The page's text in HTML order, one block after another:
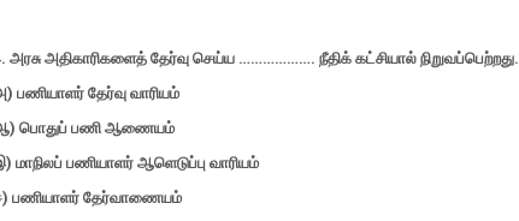
அரசு அதிகாரிகளைத் தேர்வு செய்ய ………………. நீதிக் கட்சியால் நிறுவப்பெற்றது.
பணியாளர் தேர்வு வாரியம்
பொதுப் பணி ஆணையம்
மாநிலப் பணியாளர் ஆளெடுப்பு வாரியம்
பணியாளர் தேர்வாணையம்